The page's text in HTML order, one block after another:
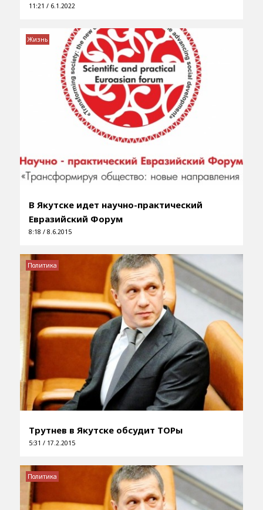
11:21 / 6.1.2022
В Якутске идет научно-практический
Евразийский Форум
8:18 / 8.6.2015
Жизнь
Трутнев в Якутске обсудит ТОРы
5:31 / 17.2.2015
Политика
Политика